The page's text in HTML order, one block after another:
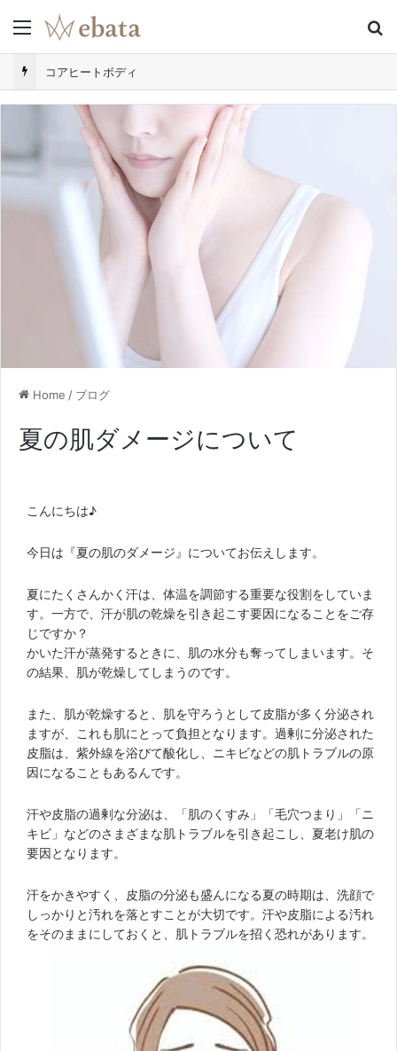
Menu
コアヒートボディ
Home / ブログ
夏の肌ダメージについて
こんにちは♪
今日は『夏の肌のダメージ』についてお伝えします。
夏にたくさんかく汗は、体温を調節する重要な役割をしていま
す。一方で、汗が肌の乾燥を引き起こす要因になることをご存
じですか？
かいた汗が蒸発するときに、肌の水分も奪ってしまいます。そ
の結果、肌が乾燥してしまうのです。
また、肌が乾燥すると、肌を守ろうとして皮脂が多く分泌され
ますが、これも肌にとって負担となります。過剰に分泌された
皮脂は、紫外線を浴びて酸化し、ニキビなどの肌トラブルの原
因になることもあるんです。
汗や皮脂の過剰な分泌は、「肌のくすみ」「毛穴つまり」「ニ
キビ」などのさまざまな肌トラブルを引き起こし、夏老け肌の
要因となります。
汗をかきやすく、皮脂の分泌も盛んになる夏の時期は、洗顔で
しっかりと汚れを落とすことが大切です。汗や皮脂による汚れ
をそのままにしておくと、肌トラブルを招く恐れがあります。